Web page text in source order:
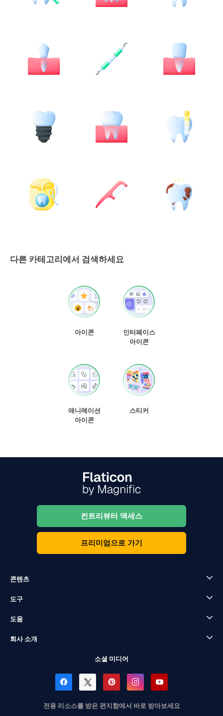
다른 카테고리에서 검색하세요
아이콘
인터페이스
아이콘
애니메이션
아이콘
스티커
컨트리뷰터 액세스
프리미엄으로 가기
콘텐츠
도구
도움
회사 소개
소셜 미디어
전용 리소스를 받은 편지함에서 바로 받아보세요